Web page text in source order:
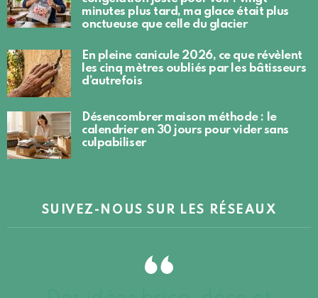
minutes plus tard, ma glace était plus
onctueuse que celle du glacier
En pleine canicule 2026, ce que révèlent
les cinq mètres oubliés par les bâtisseurs
d’autrefois
Désencombrer maison méthode : le
calendrier en 30 jours pour vider sans
culpabiliser
SUIVEZ-NOUS SUR LES RÉSEAUX